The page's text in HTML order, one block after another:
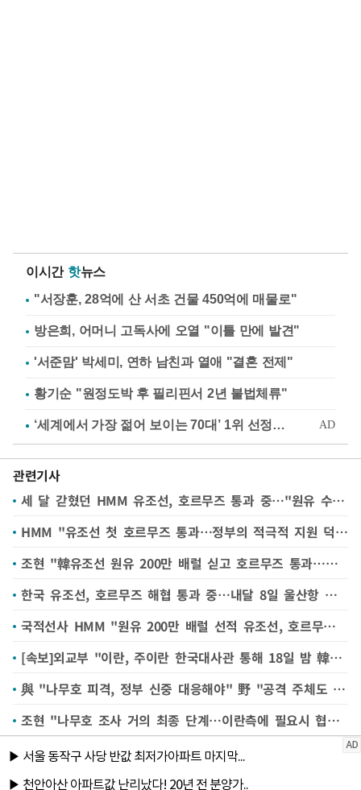
이시간 핫뉴스
"서장훈, 28억에 산 서초 건물 450억에 매물로"
방은희, 어머니 고독사에 오열 "이틀 만에 발견"
'서준맘' 박세미, 연하 남친과 열애 "결혼 전제"
황기순 "원정도박 후 필리핀서 2년 불법체류"
관련기사
세 달 갇혔던 HMM 유조선, 호르무즈 통과 중…"원유 수급 숨통 기대"
HMM "유조선 첫 호르무즈 통과…정부의 적극적 지원 덕분"
조현 "韓유조선 원유 200만 배럴 싣고 호르무즈 통과…이란과 협의 마쳐"
한국 유조선, 호르무즈 해협 통과 중…내달 8일 울산항 도착
국적선사 HMM "원유 200만 배럴 선적 유조선, 호르무즈 통과 중…3주뒤 韓도착"
[속보]외교부 "이란, 주이란 한국대사관 통해 18일 밤 韓선박 1척 호르무즈 해협 통항 가능 통보"
與 "나무호 피격, 정부 신중 대응해야" 野 "공격 주체도 못 밝혀"
조현 "나무호 조사 거의 최종 단계…이란측에 필요시 협조해달라 요구"(종합)